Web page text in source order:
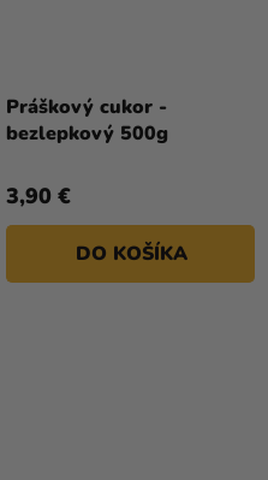
Práškový cukor -
bezlepkový 500g
3,90 €
DO KOŠÍKA